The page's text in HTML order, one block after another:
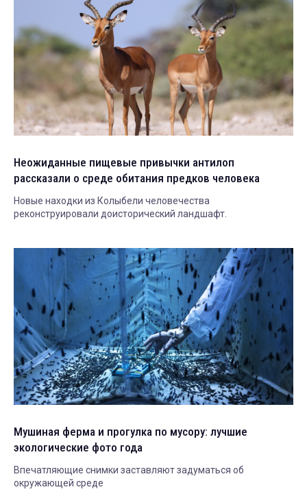
Неожиданные пищевые привычки антилоп
рассказали о среде обитания предков человека
Новые находки из Колыбели человечества
реконструировали доисторический ландшафт.
Мушиная ферма и прогулка по мусору: лучшие
экологические фото года
Впечатляющие снимки заставляют задуматься об
окружающей среде